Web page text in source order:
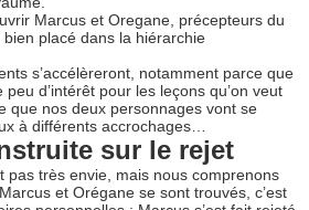
Marcus et Oregane, précepteurs du
placé dans la hiérarchie
s’accélèreront, notamment parce que
peu d’intérêt pour les leçons qu’on veut
que nos deux personnages vont se
à différents accrochages…
sur le rejet
pas très envie, mais nous comprenons
et Orégane se sont trouvés, c’est